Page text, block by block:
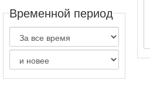
Временной период